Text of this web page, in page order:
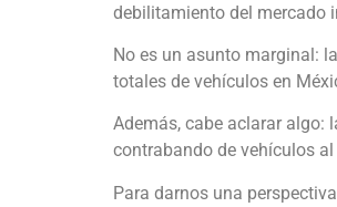
debilitamiento del mercado
No es un asunto marginal:
totales de vehículos en
Además, cabe aclarar algo:
contrabando de vehículos
Para darnos una